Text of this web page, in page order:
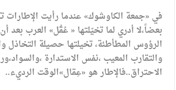
في «جمعة الكاوشوك» عندما رأيت الإطارات
بعضاً،لا أدري لما تخيّلتها « عُقُل» العرب بعد
الرؤوس المطأطئة، تخيلتها حصيلة التخاذل
والتقارب المعيب ،نفس الاستدارة
الاحتراق..فالإطار هو «عِقال»الوقت الرديء..